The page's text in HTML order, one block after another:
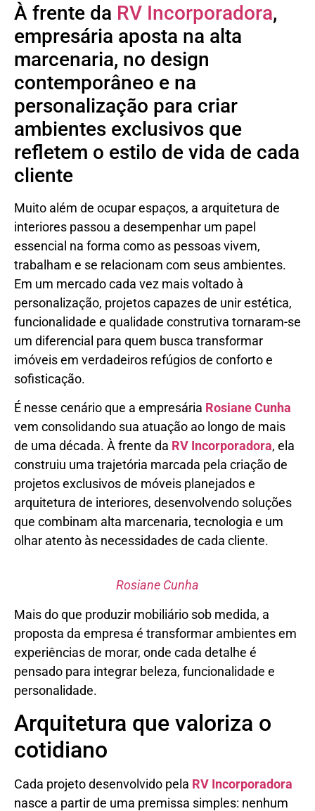
À frente da RV Incorporadora,
empresária aposta na alta
marcenaria, no design
contemporâneo e na
personalização para criar
ambientes exclusivos que
refletem o estilo de vida de cada
cliente
Muito além de ocupar espaços, a arquitetura de
interiores passou a desempenhar um papel
essencial na forma como as pessoas vivem,
trabalham e se relacionam com seus ambientes.
Em um mercado cada vez mais voltado à
personalização, projetos capazes de unir estética,
funcionalidade e qualidade construtiva tornaram-se
um diferencial para quem busca transformar
imóveis em verdadeiros refúgios de conforto e
sofisticação.
É nesse cenário que a empresária Rosiane Cunha
vem consolidando sua atuação ao longo de mais
de uma década. À frente da RV Incorporadora, ela
construiu uma trajetória marcada pela criação de
projetos exclusivos de móveis planejados e
arquitetura de interiores, desenvolvendo soluções
que combinam alta marcenaria, tecnologia e um
olhar atento às necessidades de cada cliente.
Rosiane Cunha
Mais do que produzir mobiliário sob medida, a
proposta da empresa é transformar ambientes em
experiências de morar, onde cada detalhe é
pensado para integrar beleza, funcionalidade e
personalidade.
Arquitetura que valoriza o
cotidiano
Cada projeto desenvolvido pela RV Incorporadora
nasce a partir de uma premissa simples: nenhum